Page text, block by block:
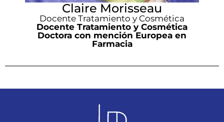
Claire Morisseau
Docente Tratamiento y Cosmética
Docente Tratamiento y Cosmética
Doctora con mención Europea en
Farmacia